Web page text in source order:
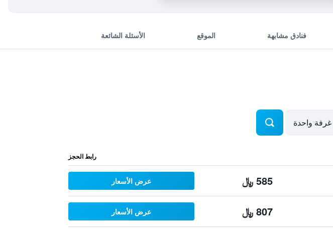
فنادق مشابهة الموقع الأسئلة الشائعة
رابط الحجز
585 ﷼ عرض الأسعار
807 ﷼ عرض الأسعار